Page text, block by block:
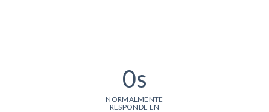
0s
NORMALMENTE
RESPONDE EN